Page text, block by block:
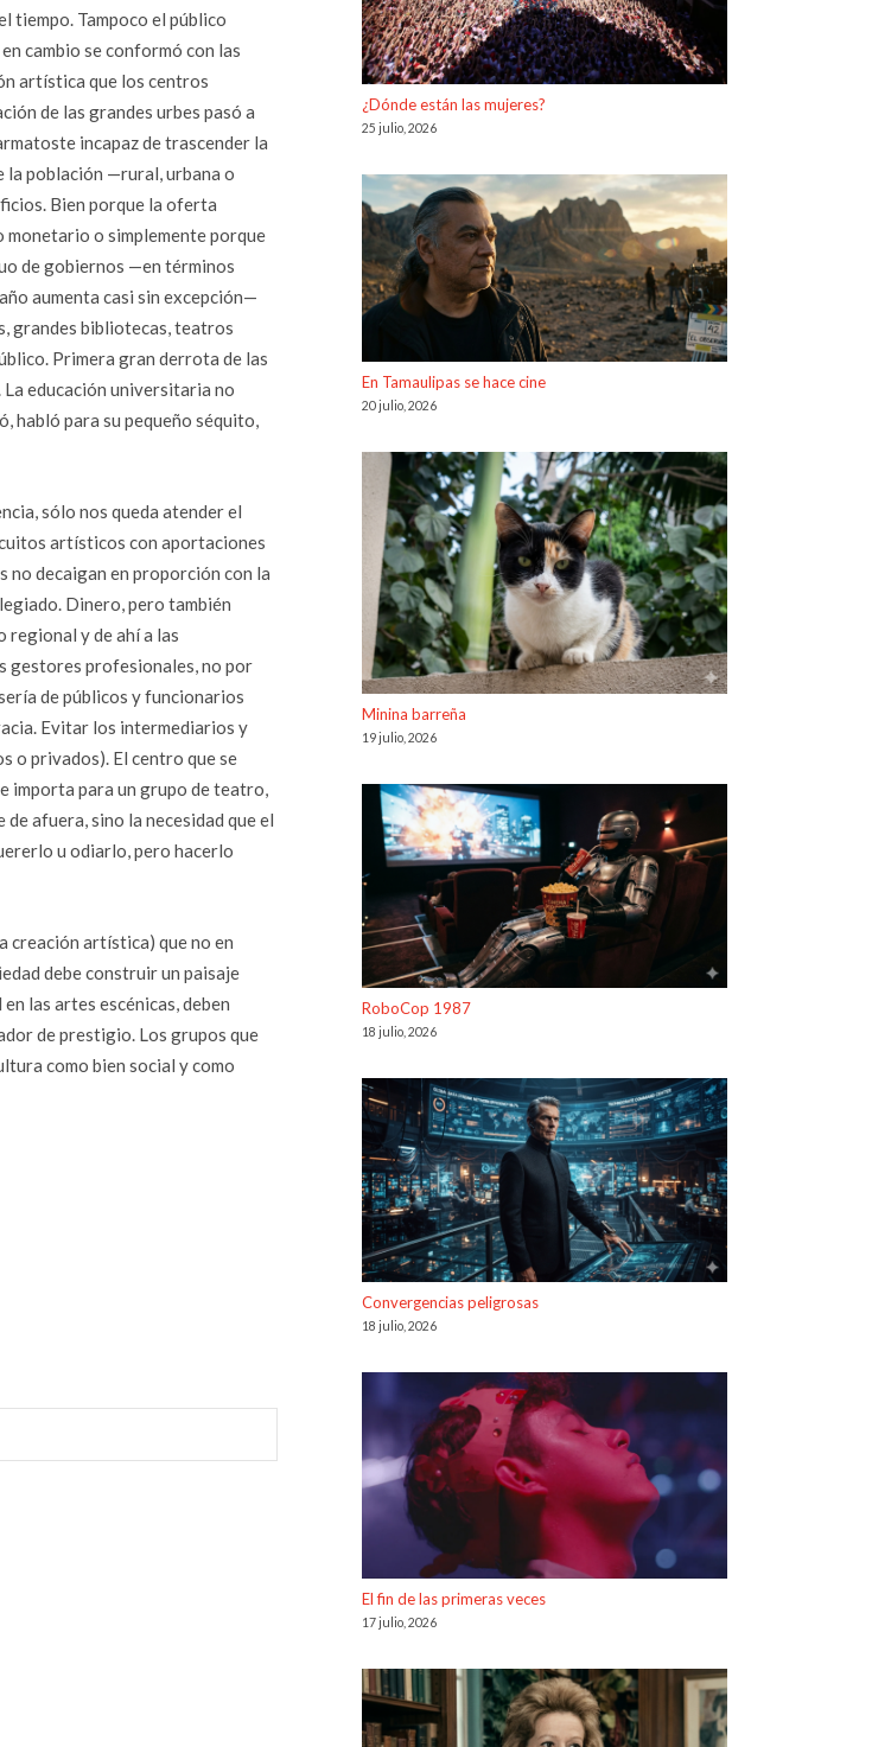
tiempo. Tampoco el público
cambio se conformó con las
artística que los centros
de las grandes urbes pasó a
incapaz de trascender la
la población —rural, urbana o
Bien porque la oferta
monetario o simplemente porque
de gobiernos —en términos
aumenta casi sin excepción—
grandes bibliotecas, teatros
Primera gran derrota de las
educación universitaria no
habló para su pequeño séquito,
sólo nos queda atender el
artísticos con aportaciones
no decaigan en proporción con la
Dinero, pero también
y de ahí a las
gestores profesionales, no por
de públicos y funcionarios
Evitar los intermediarios y
o privados). El centro que se
importa para un grupo de teatro,
afuera, sino la necesidad que el
u odiarlo, pero hacerlo
creación artística) que no en
debe construir un paisaje
las artes escénicas, deben
de prestigio. Los grupos que
como bien social y como
¿Dónde están las mujeres?
25 julio, 2026
En Tamaulipas se hace cine
20 julio, 2026
Minina barreña
19 julio, 2026
RoboCop 1987
18 julio, 2026
Convergencias peligrosas
18 julio, 2026
El fin de las primeras veces
17 julio, 2026